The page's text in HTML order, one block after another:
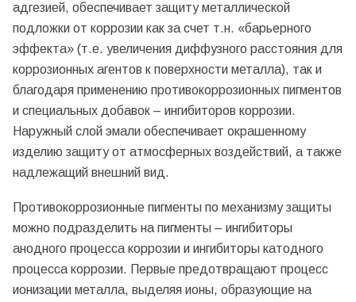
адгезией, обеспечивает защиту металлической
подложки от коррозии как за счет т.н. «барьерного
эффекта» (т.е. увеличения диффузного расстояния для
коррозионных агентов к поверхности металла), так и
благодаря применению противокоррозионных пигментов
и специальных добавок – ингибиторов коррозии.
Наружный слой эмали обеспечивает окрашенному
изделию защиту от атмосферных воздействий, а также
надлежащий внешний вид.
Противокоррозионные пигменты по механизму защиты
можно подразделить на пигменты – ингибиторы
анодного процесса коррозии и ингибиторы катодного
процесса коррозии. Первые предотвращают процесс
ионизации металла, выделяя ионы, образующие на